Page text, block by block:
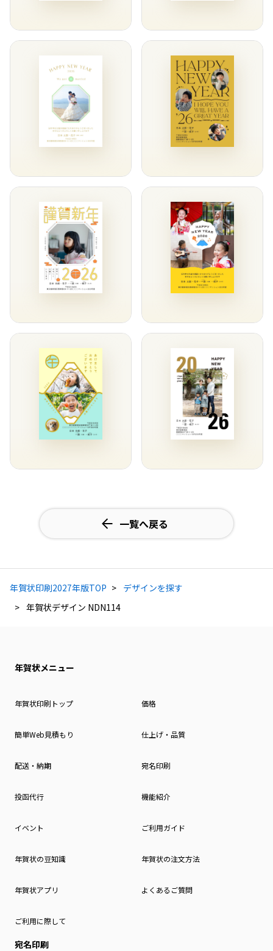
一覧へ戻る
年賀状印刷2027年版TOP
デザインを探す
年賀状デザイン NDN114
年賀状メニュー
年賀状印刷トップ 価格
簡単Web見積もり 仕上げ・品質
配送・納期 宛名印刷
投函代行 機能紹介
イベント ご利用ガイド
年賀状の豆知識 年賀状の注文方法
年賀状アプリ よくあるご質問
ご利用に際して
宛名印刷